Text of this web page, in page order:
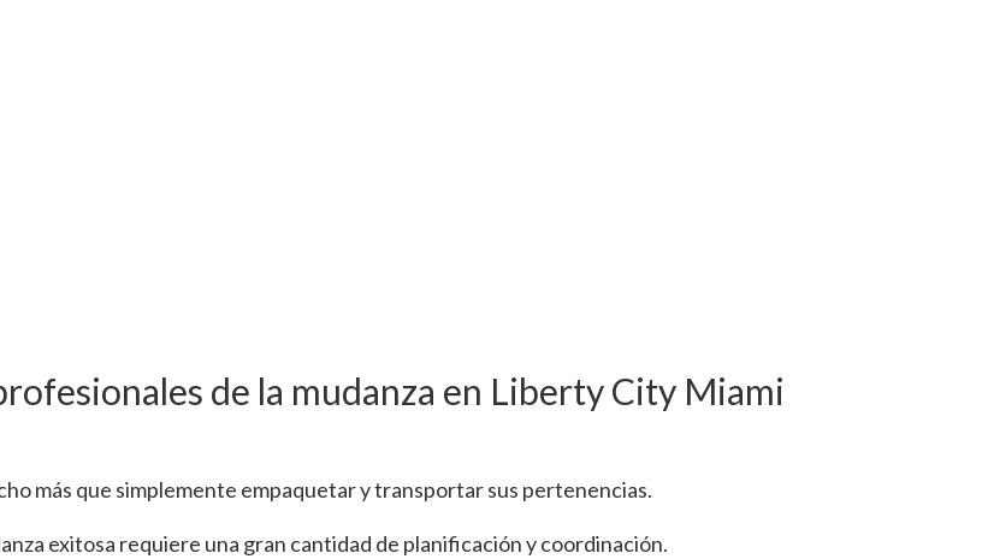
de la mudanza en Liberty City Miami
más que simplemente empaquetar y transportar sus pertenencias.
exitosa requiere una gran cantidad de planificación y coordinación.